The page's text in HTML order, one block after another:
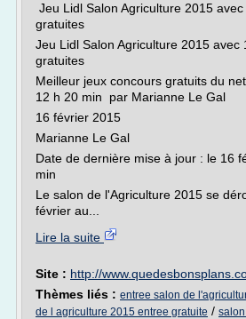
Jeu Lidl Salon Agriculture 2015
gratuites
Jeu Lidl Salon Agriculture 2015 avec
gratuites
Meilleur jeux concours gratuits du
12 h 20 min par Marianne Le Gal
16 février 2015
Marianne Le Gal
Date de dernière mise à jour : le 16
min
Le salon de l'Agriculture 2015 se
février au...
Lire la suite
Site : http://
Thèmes liés : entree salon de
de l agriculture 2015 entree gratuite /